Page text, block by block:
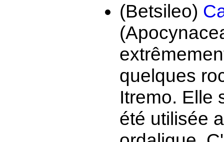
(Betsileo)
quelques
Itremo. Elle
été utilisée